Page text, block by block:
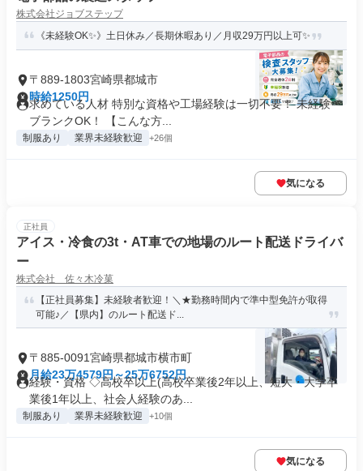
株式会社ジョブステップ
《未経験OK✨》土日休み／長期休暇あり／月収29万円以上可✨
〒889-1803宮崎県都城市
時給1250円
求めている人材 特別な資格や工場経験は一切不要！ 未経験・
ブランクOK！ 【こんな方...
制服あり 業界未経験歓迎 +26個
気になる
正社員
アイス・冷食の3t・AT車での地場のルート配送ドライバ
ー
株式会社 佐々木冷菓
【正社員募集】未経験者歓迎！＼★勤務時間内で準中型免許が取得
可能♪／【県内】のルート配送ド...
〒885-0091宮崎県都城市横市町
月給23万4579円～25万6752円
経験・資格 ◇高校卒以上(高校卒業後2年以上、短大・大学卒
業後1年以上、社会人経験のあ...
制服あり 業界未経験歓迎 +10個
気になる